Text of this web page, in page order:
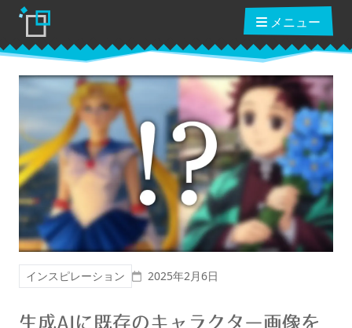
メニュー
ブログ
読んだ本
動画講座
インスピレーション 投稿日
2025年2月6日
生成AIに既存のキャラクター画像を